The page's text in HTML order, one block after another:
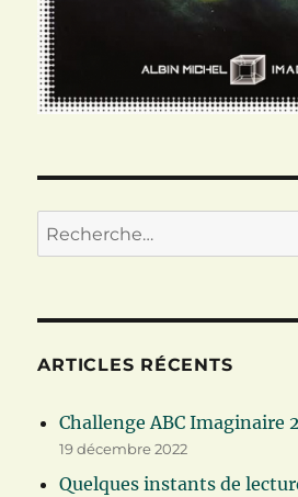
Recherche
pour :
ARTICLES RÉCENTS
Challenge ABC Imaginaire
19 décembre 2022
Quelques instants de